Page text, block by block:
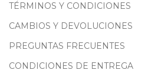
TÉRMINOS Y CONDICIONES
CAMBIOS Y DEVOLUCIONES
PREGUNTAS FRECUENTES
CONDICIONES DE ENTREGA